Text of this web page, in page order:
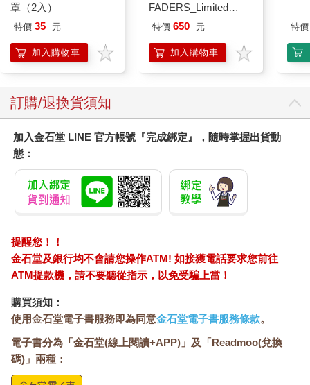
罩（2入）
特價 35 元
加入購物車
FADERS_Limited
Edition B（CD＋
特價 650 元
加入購物車
特價
訂購/退換貨須知
加入金石堂 LINE 官方帳號『完成綁定』，隨時掌握出貨動
態：
提醒您！！
金石堂及銀行均不會請您操作ATM! 如接獲電話要求您前往
ATM提款機，請不要聽從指示，以免受騙上當！
購買須知：
使用金石堂電子書服務即為同意金石堂電子書服務條款。
電子書分為「金石堂(線上閱讀+APP)」及「Readmoo(兌換
碼)」兩種：